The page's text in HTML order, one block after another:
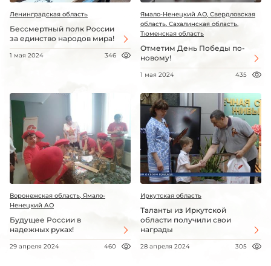
Ленинградская область
Бессмертный полк России
за единство народов мира!
1 мая 2024 346
Ямало-Ненецкий АО, Свердловская
область, Сахалинская область,
Тюменская область
Отметим День Победы по-
новому!
1 мая 2024 435
Воронежская область, Ямало-
Ненецкий АО
Будущее России в
надежных руках!
29 апреля 2024 460
Иркутская область
Таланты из Иркутской
области получили свои
награды
28 апреля 2024 305